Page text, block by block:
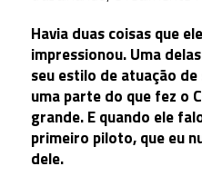
Havia duas coisas que
impressionou. Uma
seu estilo de atuação
uma parte do que fez o
grande. E quando ele
primeiro piloto, que eu
dele.